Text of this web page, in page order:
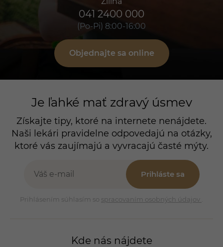
Je ľahké mať zdravý úsmev
Získajte tipy, ktoré na internete nenájdete.
Naši lekári pravidelne odpovedajú na otázky,
ktoré vás zaujímajú a vyvracajú časté mýty.
Prihláste sa
Prihlásením súhlasím so spracovaním osobných údajov
Kde nás nájdete
041 2400 000
(Po-Pi) 8:00-16:00
Objednajte sa online